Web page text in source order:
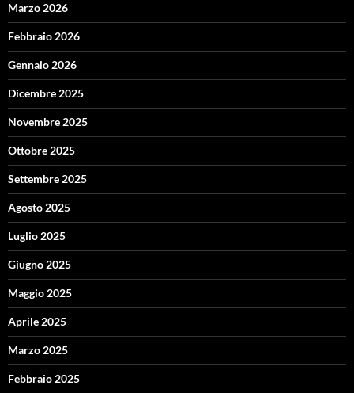
Marzo 2026
Febbraio 2026
Gennaio 2026
Dicembre 2025
Novembre 2025
Ottobre 2025
Settembre 2025
Agosto 2025
Luglio 2025
Giugno 2025
Maggio 2025
Aprile 2025
Marzo 2025
Febbraio 2025